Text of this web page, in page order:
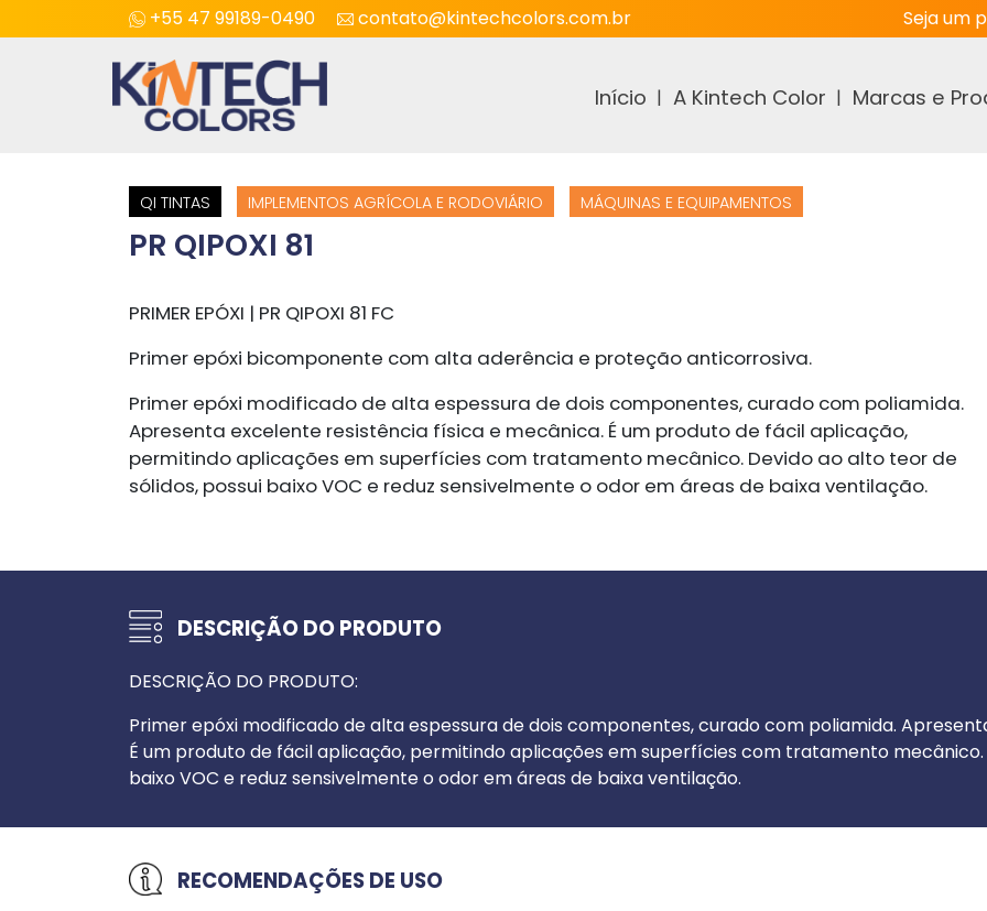
+55 47 99189-0490 contato@kintechcolors.com.br Seja um
Início A Kintech Color Marcas e
QI TINTAS IMPLEMENTOS AGRÍCOLA E RODOVIÁRIO MÁQUINAS E EQUIPAMENTOS
PR QIPOXI 81
PRIMER EPÓXI | PR QIPOXI 81 FC
Primer epóxi bicomponente com alta aderência e proteção anticorrosiva.
Primer epóxi modificado de alta espessura de dois componentes, curado com poliamida.
Apresenta excelente resistência física e mecânica. É um produto de fácil aplicação,
permitindo aplicações em superfícies com tratamento mecânico. Devido ao alto teor de
sólidos, possui baixo VOC e reduz sensivelmente o odor em áreas de baixa ventilação.
DESCRIÇÃO DO PRODUTO
DESCRIÇÃO DO PRODUTO:
Primer epóxi modificado de alta espessura de dois componentes, curado com poliamida.
É um produto de fácil aplicação, permitindo aplicações em superfícies com tratamento mecânico.
baixo VOC e reduz sensivelmente o odor em áreas de baixa ventilação.
RECOMENDAÇÕES DE USO